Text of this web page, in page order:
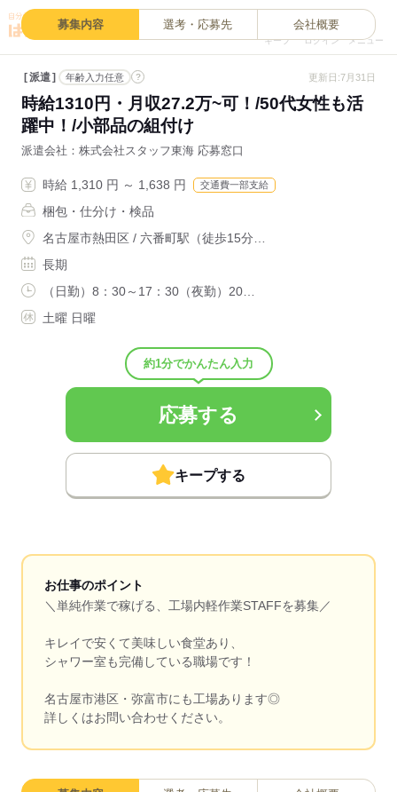
キープ ログイン メニュー
募集内容 選考・応募先 会社概要
派遣 年齢入力任意 ? 更新日:7月31日
時給1310円・月収27.2万~可！/50代女性も活
躍中！/小部品の組付け
派遣会社 株式会社スタッフ東海 応募窓口
時給 1,310 円 ～ 1,638 円 交通費一部支給
梱包・仕分け・検品
名古屋市熱田区 / 六番町駅（徒歩15分…
長期
（日勤）8：30～17：30（夜勤）20…
土曜 日曜
約1分でかんたん入力
応募する
キープする
お仕事のポイント
＼単純作業で稼げる、工場内軽作業STAFFを募集／
キレイで安くて美味しい食堂あり、
シャワー室も完備している職場です！
名古屋市港区・弥富市にも工場あります◎
詳しくはお問い合わせください。